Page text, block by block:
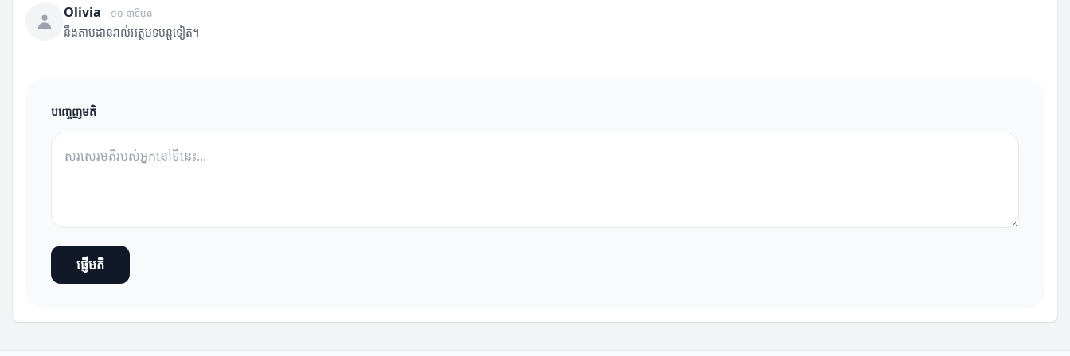
Olivia ១០ នាទីមុន
នឹងតាមដានរាល់អត្ថបទបន្តទៀត។
បញ្ចេញមតិ
ផ្ញើមតិ